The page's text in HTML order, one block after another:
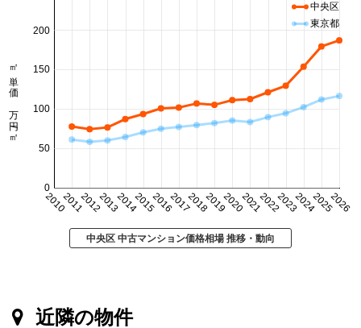
20102011201220132014201520162017201820192020202120222023202420252026
0
50
100
150
200
㎡単価 万円/㎡
中央区
東京都
中央区 中古マンション価格相場 推移・動向
近隣の物件